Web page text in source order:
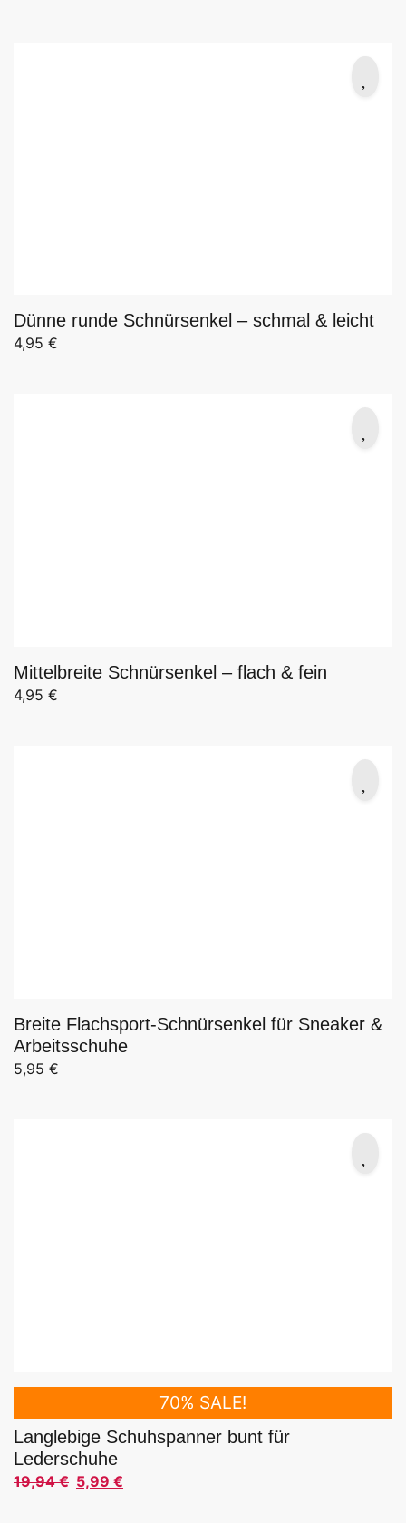
Dünne runde Schnürsenkel – schmal & leicht
4,95 €
Mittelbreite Schnürsenkel – flach & fein
4,95 €
Breite Flachsport-Schnürsenkel für Sneaker &
Arbeitsschuhe
5,95 €
70% SALE!
Langlebige Schuhspanner bunt für
Lederschuhe
19,94€
Ursprünglicher Preis war: 19,94 €
5,99 €
Aktueller Preis ist: 5,99 €.